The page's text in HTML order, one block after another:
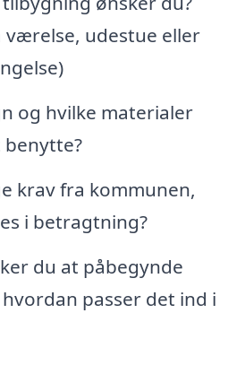
værelse, udestue eller
og hvilke materialer
krav fra kommunen,
i betragtning?
du at påbegynde
passer det ind i